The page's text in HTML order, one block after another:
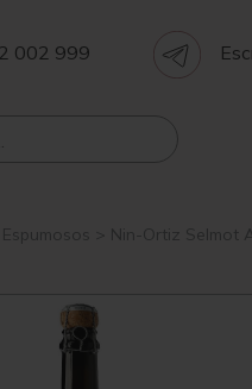
002 999
Espumosos Nin-Ortiz Selmot